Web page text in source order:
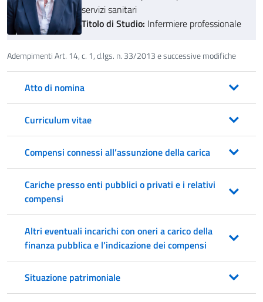
servizi sanitari
Titolo di Studio: Infermiere professionale
Adempimenti Art. 14, c. 1, d.lgs. n. 33/2013 e successive modifiche
Atto di nomina
Curriculum vitae
Compensi connessi all’assunzione della carica
Cariche presso enti pubblici o privati e i relativi
compensi
Altri eventuali incarichi con oneri a carico della
finanza pubblica e l’indicazione dei compensi
Situazione patrimoniale